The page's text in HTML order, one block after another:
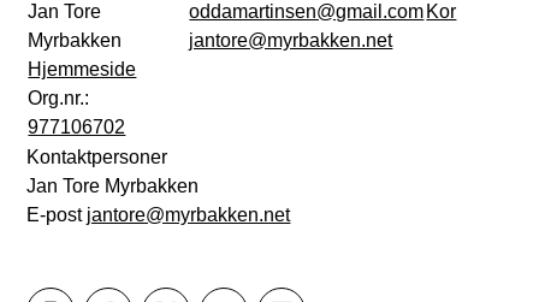
Jan Tore
Myrbakken
Hjemmeside
Org.nr.:
977106702
oddamartinsen@gmail.com
jantore@myrbakken.net
Kor
Kontaktpersoner
Jan Tore Myrbakken
E-post jantore@myrbakken.net